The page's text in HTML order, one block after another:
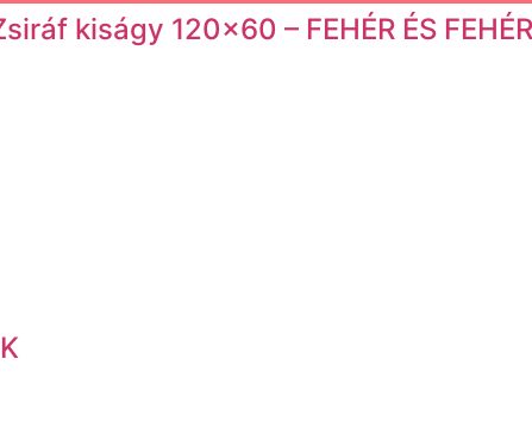
kiságy 120×60 – FEHÉR ÉS